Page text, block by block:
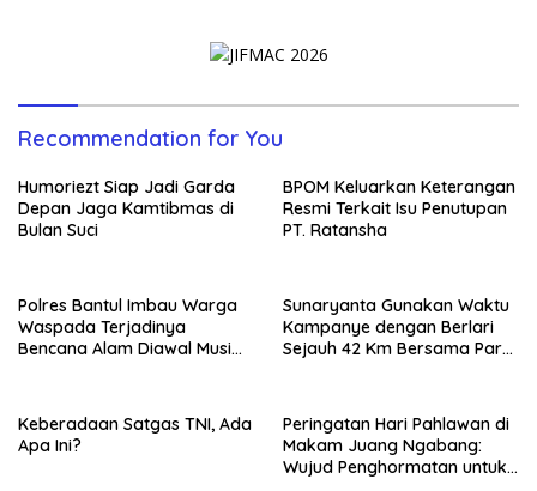
Recommendation for You
Humoriezt Siap Jadi Garda
Depan Jaga Kamtibmas di
Bulan Suci
BPOM Keluarkan Keterangan
Resmi Terkait Isu Penutupan
PT. Ratansha
Polres Bantul Imbau Warga
Waspada Terjadinya
Bencana Alam Diawal Musim
Sunaryanta Gunakan Waktu
Kampanye dengan Berlari
Sejauh 42 Km Bersama Para
Keberadaan Satgas TNI, Ada
Apa Ini?
Peringatan Hari Pahlawan di
Makam Juang Ngabang:
Wujud Penghormatan untuk